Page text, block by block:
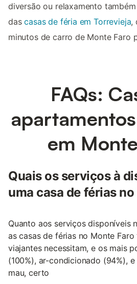
diversão ou relaxamento
dascasas de féria em Torrevieja,
minutos de carro de Monte Faro
FAQs:
em
Quais os serviços à
uma casa de férias
Quanto aos serviços disponíveis
as casas de férias no Monte
viajantes necessitam, e os mais
(100%), ar-condicionado (94%),
mau, certo